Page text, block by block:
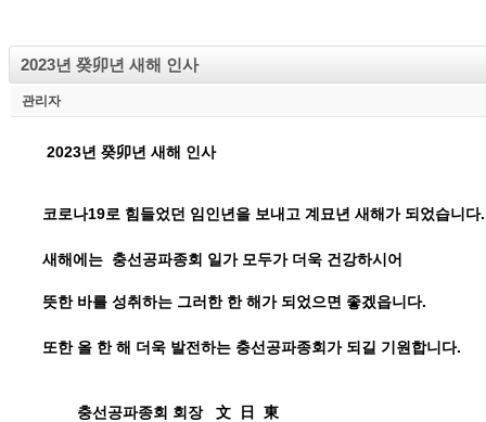
2023년 癸卯년 새해 인사
관리자
2023년 癸卯년 새해 인사
코로나19로 힘들었던 임인년을 보내고 계묘년 새해가 되었습니다.
새해에는 충선공파종회 일가 모두가 더욱 건강하시어
뜻한 바를 성취하는 그러한 한 해가 되었으면 좋겠읍니다.
또한 올 한 해 더욱 발전하는 충선공파종회가 되길 기원합니다.
충선공파종회 회장 文 日 東